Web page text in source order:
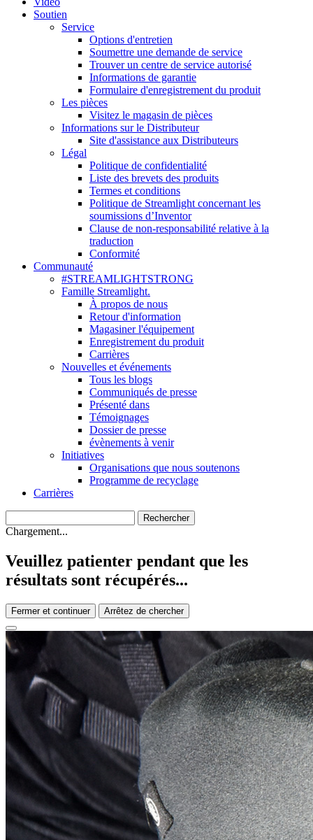
Soutien
Service
Options d'entretien
Soumettre une demande de service
Trouver un centre de service autorisé
Informations de garantie
Formulaire d'enregistrement du produit
Les pièces
Visitez le magasin de pièces
Informations sur le Distributeur
Site d'assistance aux Distributeurs
Légal
Politique de confidentialité
Liste des brevets des produits
Termes et conditions
Politique de Streamlight concernant les
soumissions d’Inventor
Clause de non-responsabilité relative à la
traduction
Conformité
Communauté
#STREAMLIGHTSTRONG
Famille Streamlight.
À propos de nous
Retour d'information
Magasiner l'équipement
Enregistrement du produit
Carrières
Nouvelles et événements
Tous les blogs
Communiqués de presse
Présenté dans
Témoignages
Dossier de presse
évènements à venir
Initiatives
Organisations que nous soutenons
Programme de recyclage
Carrières
Chargement...
Veuillez patienter pendant que les
résultats sont récupérés...
Fermer et continuer Arrêtez de chercher